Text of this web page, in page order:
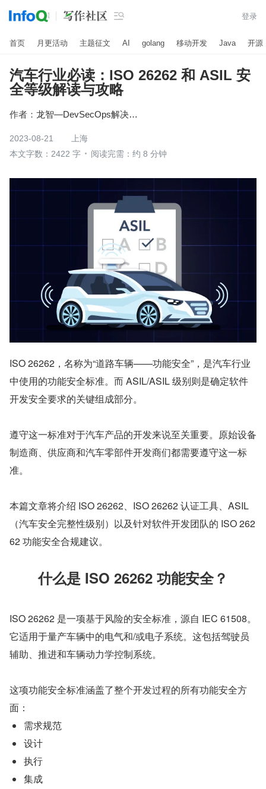
 登录
首页 月更活动 主题征文 AI golang 移动开发 Java 开源
汽车行业必读：ISO 26262 和 ASIL 安
全等级解读与攻略
作者： 龙智—DevSecOps解决方案
2023-08-21
上海
本文字数：2422 字
阅读完需：约 8 分钟
ISO 26262，名称为“道路车辆——功能安全”，是汽车行业
中使用的功能安全标准。而 ASIL/ASIL 级别则是确定软件
开发安全要求的关键组成部分。
遵守这一标准对于汽车产品的开发来说至关重要。原始设备
制造商、供应商和汽车零部件开发商们都需要遵守这一标
准。
本篇文章将介绍 ISO 26262、ISO 26262 认证工具、ASIL
（汽车安全完整性级别）以及针对软件开发团队的 ISO 262
62 功能安全合规建议。
什么是 ISO 26262 功能安全？
ISO 26262 是一项基于风险的安全标准，源自 IEC 61508。
它适用于量产车辆中的电气和/或电子系统。这包括驾驶员
辅助、推进和车辆动力学控制系统。
这项功能安全标准涵盖了整个开发过程的所有功能安全方
面：
需求规范
设计
执行
集成